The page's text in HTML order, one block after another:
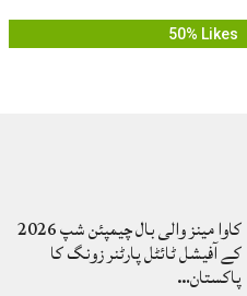
50% Likes
کاوا مینز والی بال چیمپئن شپ 2026
کے آفیشل ٹائٹل پارٹنر زونگ کا
پاکستان…